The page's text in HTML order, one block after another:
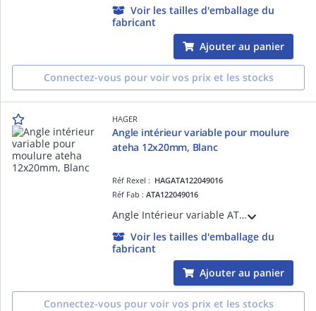
Voir les tailles d'emballage du
fabricant
Ajouter au panier
Connectez-vous pour voir vos prix et les stocks
HAGER
Angle intérieur variable pour moulure
ateha 12x20mm, Blanc
Réf Rexel : HAGATA122049016
Réf Fab :ATA122049016
Angle Intérieur variable ATA 12X20 Pure
Voir les tailles d'emballage du
fabricant
Ajouter au panier
Connectez-vous pour voir vos prix et les stocks